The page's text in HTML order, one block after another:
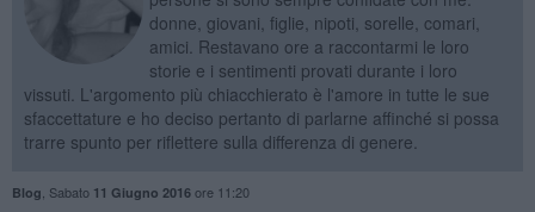
donne, giovani, figlie, nipoti, sorelle, comari,
amici. Restavano ore a raccontarmi le loro
storie e i sentimenti provati durante i loro
vissuti. L'argomento più chiacchierato è l'amore in tutte le sue
sfaccettature e ho deciso pertanto di parlarne affinché si possa
trarre spunto per riflettere sulla differenza di genere.
Blog Sabato 11 Giugno 2016ore 11:20